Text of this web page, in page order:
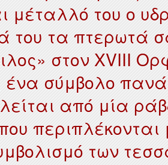
μέταλλό του ο
του τα πτερωτά
στον XVIII
ένα σύμβολο
από μία
των